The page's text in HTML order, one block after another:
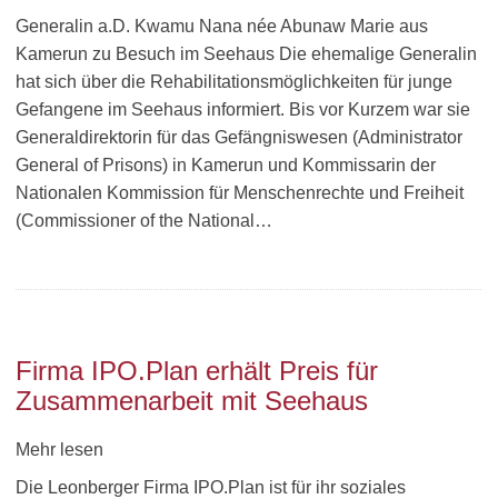
Generalin a.D. Kwamu Nana née Abunaw Marie aus
Kamerun zu Besuch im Seehaus Die ehemalige Generalin
hat sich über die Rehabilitationsmöglichkeiten für junge
Gefangene im Seehaus informiert. Bis vor Kurzem war sie
Generaldirektorin für das Gefängniswesen (Administrator
General of Prisons) in Kamerun und Kommissarin der
Nationalen Kommission für Menschenrechte und Freiheit
(Commissioner of the National…
Firma IPO.Plan erhält Preis für
Zusammenarbeit mit Seehaus
Mehr lesen
Die Leonberger Firma IPO.Plan ist für ihr soziales